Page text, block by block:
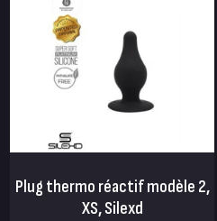
Plug thermo réactif modèle 2,
XS, Silexd